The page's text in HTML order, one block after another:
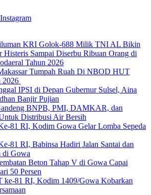
Instagram
KRI Golok-688 Milik TNI AL Bikin
Histeris Sampai Diserbu Ribuan Orang di
Tahun 2026
Tumpah Ruah Di NBOD HUT
2026
IPSI di Depan Gubernur Sulsel, Aina
Banjir Pujian
BNPB, PMI, DAMKAR, dan
Distribusi Air Bersih
81 RI, Kodim Gowa Gelar Lomba Sepeda
81 RI, Babinsa Hadiri Jalan Santai dan
di Gowa
Beton Tahap V di Gowa Capai
50 Persen
ke-81 RI, Kodim 1409/Gowa Kobarkan